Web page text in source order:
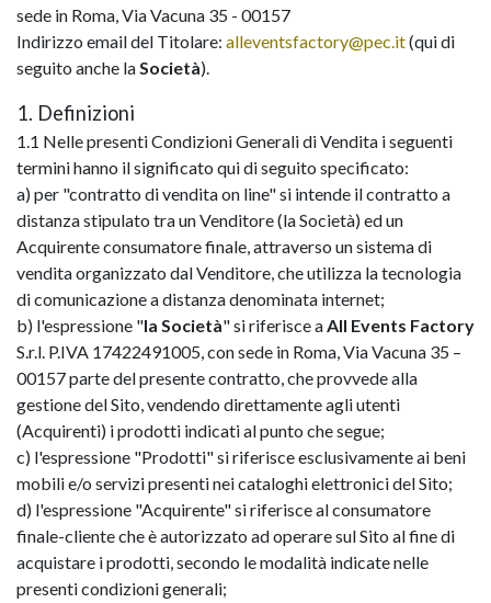
sede in Roma, Via Vacuna 35 - 00157
Indirizzo email del Titolare: alleventsfactory@pec.it(qui di
seguito anche laSocietà).
1. Definizioni
1.1 Nelle presenti Condizioni Generali di Vendita i seguenti
termini hanno il significato qui di seguito specificato:
a) per "contratto di vendita on line" si intende il contratto a
distanza stipulato tra un Venditore (la Società) ed un
Acquirente consumatore finale, attraverso un sistema di
vendita organizzato dal Venditore, che utilizza la tecnologia
di comunicazione a distanza denominata internet;
b) l'espressione "la Società" si riferisce aAll Events Factory
S.r.l. P.IVA 17422491005, con sede in Roma, Via Vacuna 35 –
00157 parte del presente contratto, che provvede alla
gestione del Sito, vendendo direttamente agli utenti
(Acquirenti) i prodotti indicati al punto che segue;
c) l'espressione "Prodotti" si riferisce esclusivamente ai beni
mobili e/o servizi presenti nei cataloghi elettronici del Sito;
d) l'espressione "Acquirente" si riferisce al consumatore
finale-cliente che è autorizzato ad operare sul Sito al fine di
acquistare i prodotti, secondo le modalità indicate nelle
presenti condizioni generali;